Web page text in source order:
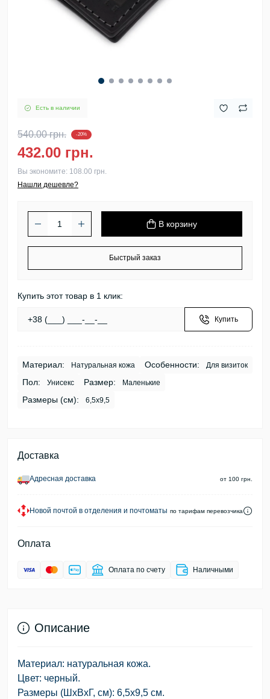
Есть в наличии
540.00 грн. -20%
432.00 грн.
Вы экономите: 108.00 грн.
Нашли дешевле?
В корзину
Быстрый заказ
Купить этот товар в 1 клик:
Купить
Материал: Натуральная кожа Особенности: Для визиток
Пол: Унисекс Размер: Маленькие
Размеры (см): 6,5х9,5
Доставка
Адресная доставка от 100 грн.
Новой почтой в отделения и почтоматы по тарифам перевозчика
Оплата
Оплата по счету Наличными
Описание
Материал: натуральная кожа.
Цвет: черный.
Размеры (ШхВхГ, см): 6,5х9,5 см.